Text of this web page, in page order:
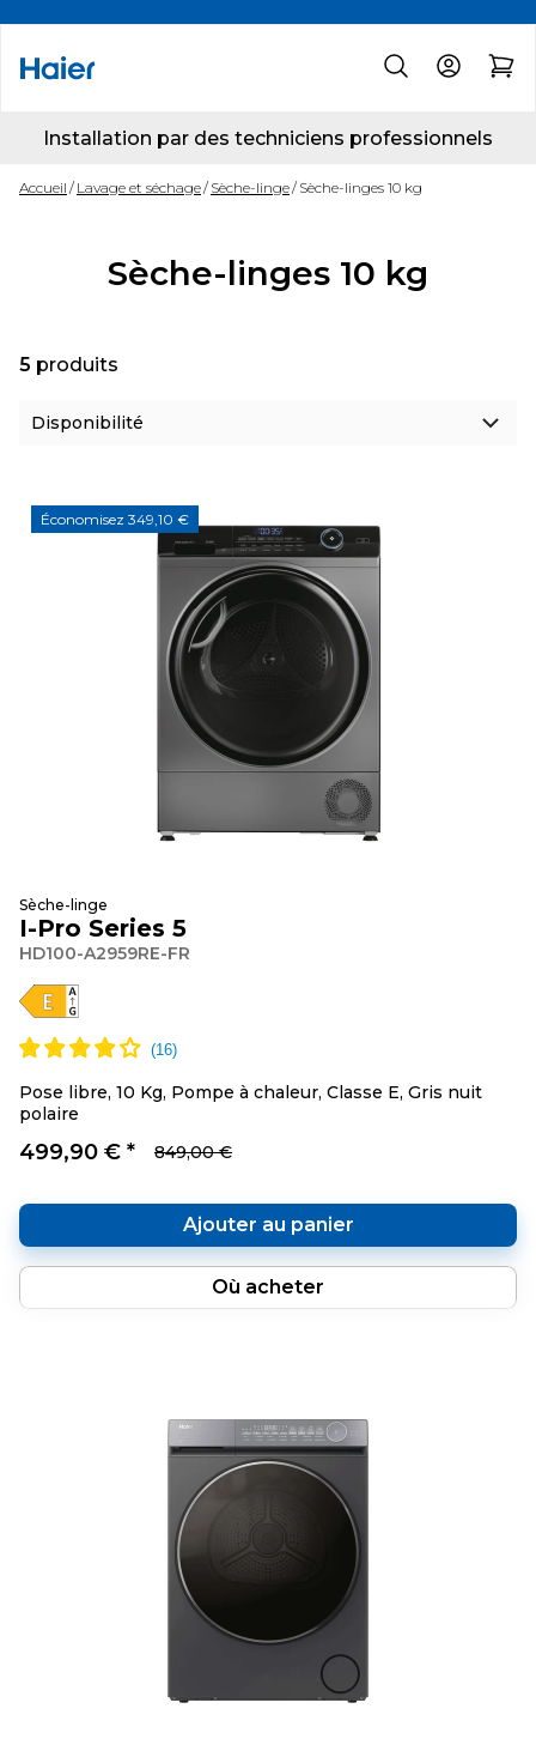
Installation par des techniciens professionnels
Accueil Lavage et séchage Sèche-linge Sèche-linges 10 kg
Sèche-linges 10 kg
5 produits
Économisez 349,10 €
Sèche-linge
I-Pro Series 5
HD100-A2959RE-FR
Pose libre, 10 Kg, Pompe à chaleur, Classe E, Gris nuit
polaire
499,90 € * 849,00 €
Ajouter au panier
Où acheter